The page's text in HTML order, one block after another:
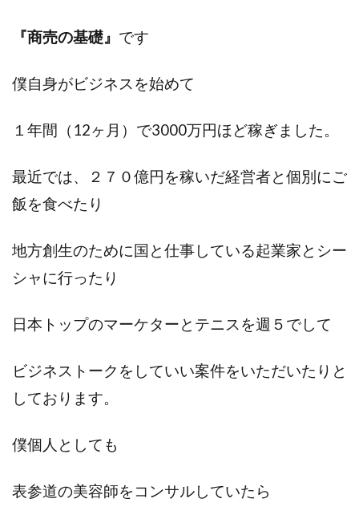
『商売の基礎』 です
僕自身がビジネスを始めて
１年間（12ヶ月）で3000万円ほど稼ぎました。
最近では、２７０億円を稼いだ経営者と個別にご
飯を食べたり
地方創生のために国と仕事している起業家とシー
シャに行ったり
日本トップのマーケターとテニスを週５でして
ビジネストークをしていい案件をいただいたりと
しております。
僕個人としても
表参道の美容師をコンサルしていたら